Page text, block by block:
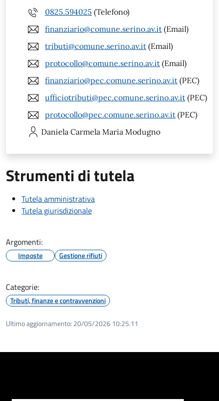
0825.594025 (Telefono)
finanziario@comune.serino.av.it (Email)
tributi@comune.serino.av.it (Email)
protocollo@comune.serino.av.it (Email)
finanziario@pec.comune.serino.av.it (PEC)
ufficiotributi@pec.comune.serino.av.it (PEC)
protocollo@pec.comune.serino.av.it (PEC)
Daniela Carmela Maria Modugno
Strumenti di tutela
Tutela amministrativa
Tutela giurisdizionale
Argomenti:
Imposte Gestione rifiuti
Categorie:
Tributi, finanze e contravvenzioni
Ultimo aggiornamento: 20/05/2026 10:25.11